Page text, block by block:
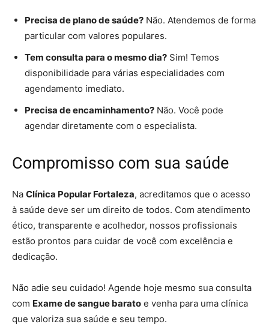
Precisa de plano de saúde? Não. Atendemos de forma
particular com valores populares.
Tem consulta para o mesmo dia? Sim! Temos
disponibilidade para várias especialidades com
agendamento imediato.
Precisa de encaminhamento? Não. Você pode
agendar diretamente com o especialista.
Compromisso com sua saúde
Na Clínica Popular Fortaleza, acreditamos que o acesso
à saúde deve ser um direito de todos. Com atendimento
ético, transparente e acolhedor, nossos profissionais
estão prontos para cuidar de você com excelência e
dedicação.
Não adie seu cuidado! Agende hoje mesmo sua consulta
com Exame de sangue barato e venha para uma clínica
que valoriza sua saúde e seu tempo.